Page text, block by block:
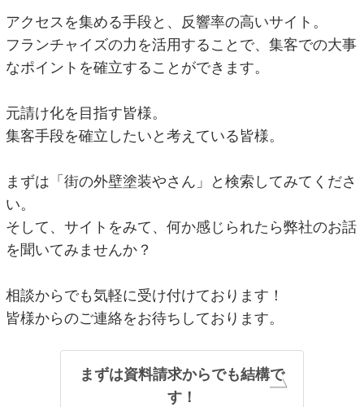
アクセスを集める手段と、反響率の高いサイト。
フランチャイズの力を活用することで、集客での大事
なポイントを確立することができます。
元請け化を目指す皆様。
集客手段を確立したいと考えている皆様。
まずは「街の外壁塗装やさん」と検索してみてくださ
い。
そして、サイトをみて、何か感じられたら弊社のお話
を聞いてみませんか？
相談からでも気軽に受け付けております！
皆様からのご連絡をお待ちしております。
まずは資料請求からでも結構で
す！